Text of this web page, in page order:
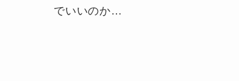
でいいのか…